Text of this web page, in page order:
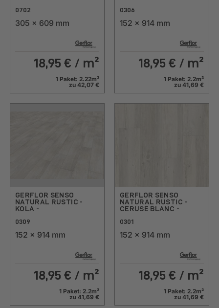
0702
305 x 609 mm
18,95 € / m²
1 Paket: 2.22m²
zu 42,07 €
0306
152 x 914 mm
18,95 € / m²
1 Paket: 2.2m²
zu 41,69 €
GERFLOR SENSO
NATURAL RUSTIC -
KOLA -
0309
152 x 914 mm
18,95 € / m²
1 Paket: 2.2m²
zu 41,69 €
GERFLOR SENSO
NATURAL RUSTIC -
CERUSE BLANC -
0301
152 x 914 mm
18,95 € / m²
1 Paket: 2.2m²
zu 41,69 €